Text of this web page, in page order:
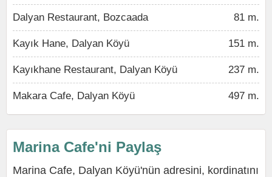
Dalyan Restaurant, Bozcaada 81 m.
Kayık Hane, Dalyan Köyü 151 m.
Kayıkhane Restaurant, Dalyan Köyü 237 m.
Makara Cafe, Dalyan Köyü 497 m.
Marina Cafe'ni Paylaş
Marina Cafe, Dalyan Köyü'nün adresini, kordinatını